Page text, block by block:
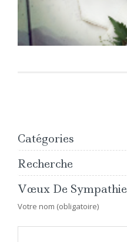
Catégories
Recherche
Vœux De Sympathie
Votre nom (obligatoire)